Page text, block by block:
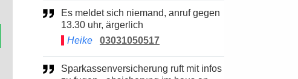
Es meldet sich niemand, anruf gegen
13.30 uhr, ärgerlich
Heike
03031050517
Sparkassenversicherung ruft mit infos